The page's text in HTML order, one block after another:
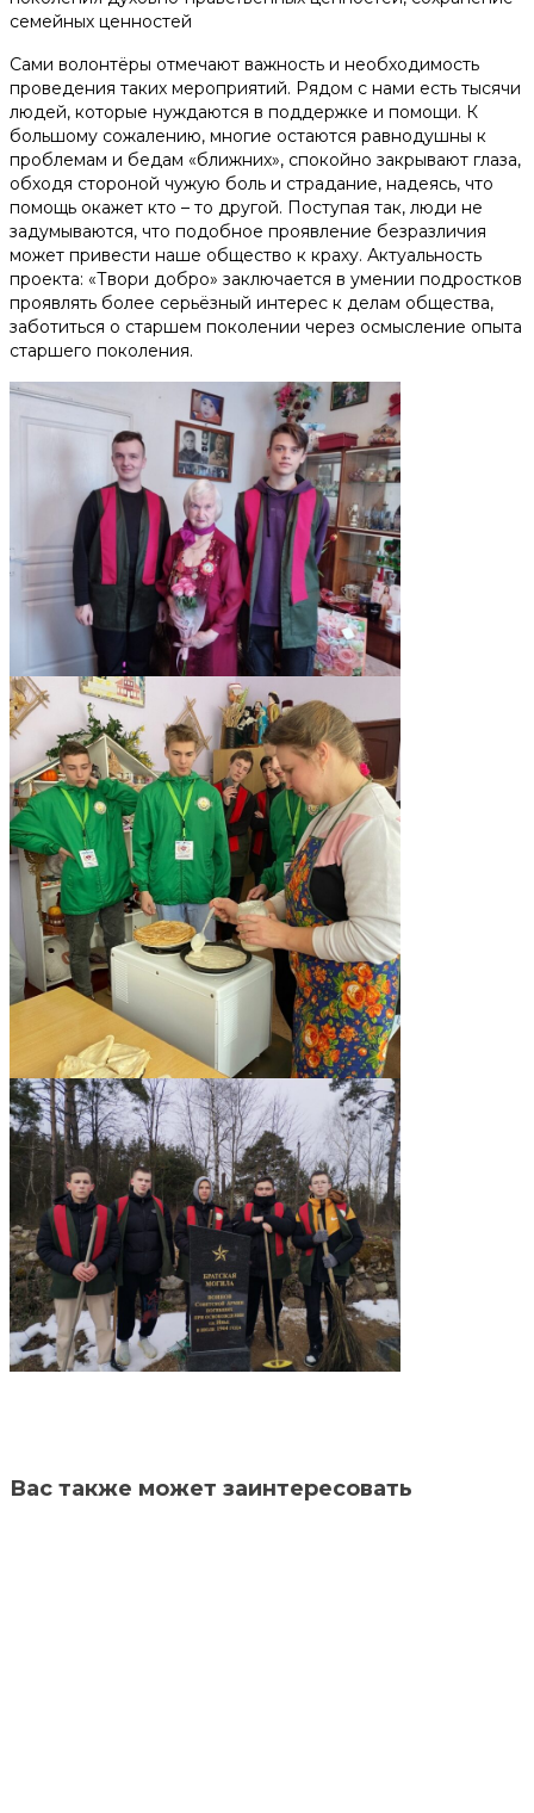
семейных ценностей
Сами волонтёры отмечают важность и необходимость
проведения таких мероприятий. Рядом с нами есть тысячи
людей, которые нуждаются в поддержке и помощи. К
большому сожалению, многие остаются равнодушны к
проблемам и бедам «ближних», спокойно закрывают глаза,
обходя стороной чужую боль и страдание, надеясь, что
помощь окажет кто – то другой. Поступая так, люди не
задумываются, что подобное проявление безразличия
может привести наше общество к краху. Актуальность
проекта: «Твори добро» заключается в умении подростков
проявлять более серьёзный интерес к делам общества,
заботиться о старшем поколении через осмысление опыта
старшего поколения.
Вас также может заинтересовать